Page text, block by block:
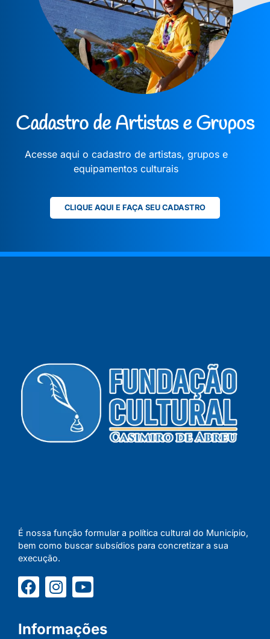
Cadastro de Artistas e Grupos
Acesse aqui o cadastro de artistas, grupos e
equipamentos culturais
CLIQUE AQUI E FAÇA SEU CADASTRO
É nossa função formular a política cultural do Município,
bem como buscar subsídios para concretizar a sua
execução.
Informações